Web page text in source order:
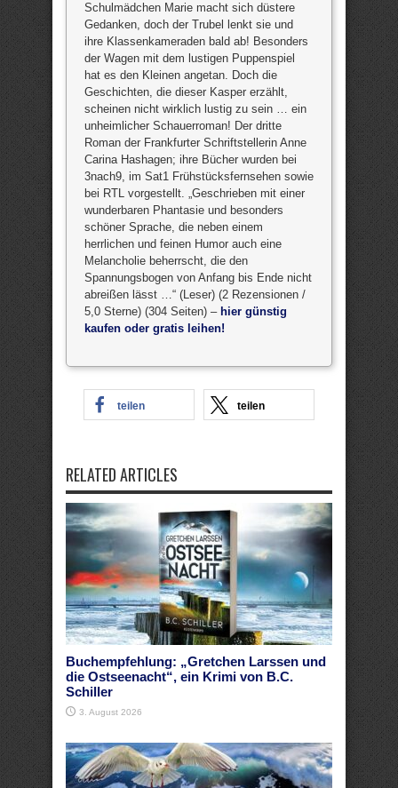
Schulmädchen Marie macht sich düstere
Gedanken, doch der Trubel lenkt sie und
ihre Klassenkameraden bald ab! Besonders
der Wagen mit dem lustigen Puppenspiel
hat es den Kleinen angetan. Doch die
Geschichten, die dieser Kasper erzählt,
scheinen nicht wirklich lustig zu sein … ein
unheimlicher Schauerroman! Der dritte
Roman der Frankfurter Schriftstellerin Anne
Carina Hashagen; ihre Bücher wurden bei
3nach9, im Sat1 Frühstücksfernsehen sowie
bei RTL vorgestellt. „Geschrieben mit einer
wunderbaren Phantasie und besonders
schöner Sprache, die neben einem
herrlichen und feinen Humor auch eine
Melancholie beherrscht, die den
Spannungsbogen von Anfang bis Ende nicht
abreißen lässt …“ (Leser) (2 Rezensionen /
5,0 Sterne) (304 Seiten) – hier günstig
kaufen oder gratis leihen!
teilen teilen
RELATED ARTICLES
Buchempfehlung: „Gretchen Larssen und
die Ostseenacht“, ein Krimi von B.C.
Schiller
3. August 2026